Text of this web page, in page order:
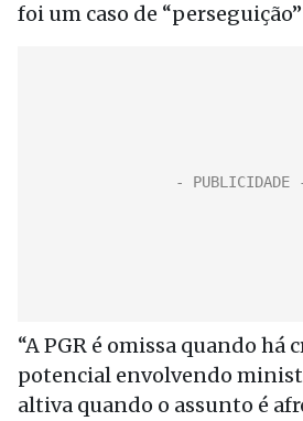
foi um caso de
“A PGR é omissa quando há
potencial envolvendo
altiva quando o assunto é